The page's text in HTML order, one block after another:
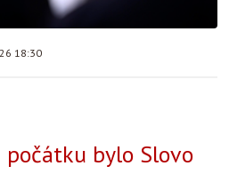
18:30
počátku bylo Slovo